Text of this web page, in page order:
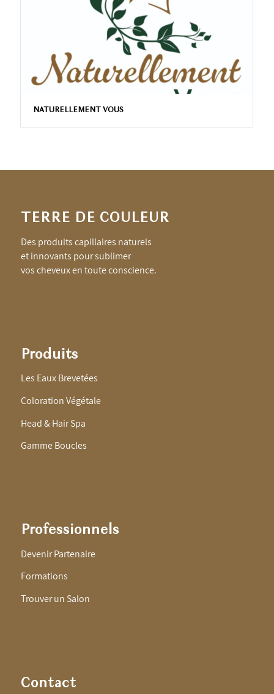
NATURELLEMENT VOUS
TERRE DE COULEUR
Des produits capillaires naturels
et innovants pour sublimer
vos cheveux en toute conscience.
Produits
Les Eaux Brevetées
Coloration Végétale
Head & Hair Spa
Gamme Boucles
Professionnels
Devenir Partenaire
Formations
Trouver un Salon
Contact